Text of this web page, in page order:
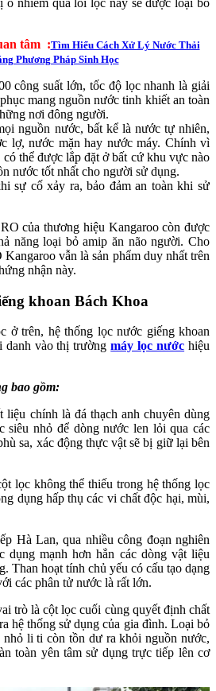
tâm :Tìm Hiểu Cách Xử Lý Nước Thải
Phương Pháp Sinh Học
công suất lớn, tốc độ lọc nhanh là giải
mang nguồn nước tinh khiết an toàn
nơi đông người.
nguồn nước, bất kể là nước tự nhiên,
lợ, nước mặn hay nước máy. Chính vì
thể được lắp đặt ở bất cứ khu vực nào
nước tốt nhất cho người sử dụng.
sự cố xảy ra, bảo đảm an toàn khi sử
của thương hiệu Kangaroo còn được
năng loại bỏ amip ăn não người. Cho
vẫn là sản phẩm duy nhất trên
nhận này.
khoan Bách Khoa
ở trên, hệ thống lọc nước giếng khoan
danh vào thị trườngmáy lọc nước hiệu
bao gồm:
liệu chính là đá thạch anh chuyên dùng
siêu nhỏ để dòng nước len lỏi qua các
sa, xác động thực vật sẽ bị giữ lại bên
lọc không thể thiếu trong hệ thống lọc
dụng hấp thụ các vi chất độc hại, mùi,
Hà Lan, qua nhiều công đoạn nghiên
dụng mạnh hơn hẳn các dòng vật liệu
Than hoạt tính chủ yếu có cấu tạo dạng
các phân tử nước là rất lớn.
trò là cột lọc cuối cùng quyết định chất
hệ thống sử dụng của gia đình. Loại bỏ
nhỏ li ti còn tồn dư ra khỏi nguồn nước,
toàn yên tâm sử dụng trực tiếp lên cơ